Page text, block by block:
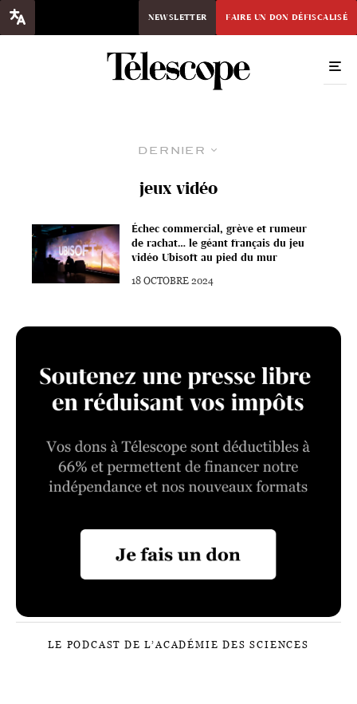
NEWSLETTER FAIRE UN DON DÉFISCALISÉ
Dernier
jeux vidéo
Échec commercial, grève et rumeur
de rachat… le géant français du jeu
vidéo Ubisoft au pied du mur
18 OCTOBRE 2024
LE PODCAST DE L’ACADÉMIE DES SCIENCES